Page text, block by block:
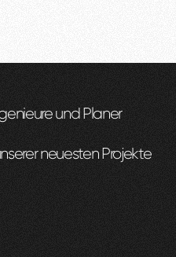
und Planer
neuesten Projekte